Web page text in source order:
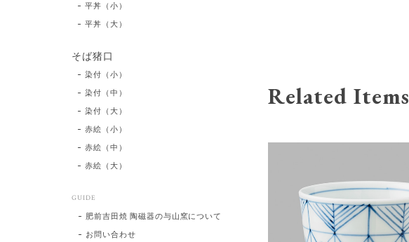
Related Items
平丼（小）
平丼（大）
そば猪口
染付（小）
染付（中）
染付（大）
赤絵（小）
赤絵（中）
赤絵（大）
GUIDE
肥前吉田焼 陶磁器の与山窯について
お問い合わせ